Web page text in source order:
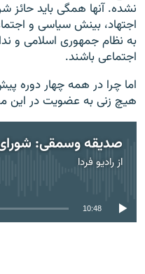
نشده. آنها همگی باید حائز
اجتهاد، بینش سیاسی و
به نظام جمهوری اسلامی و‌
اجتماعی باشند.
اما چرا در همه چهار دوره
هیچ زنی به عضویت در این
ازرادیو فردا
10:48